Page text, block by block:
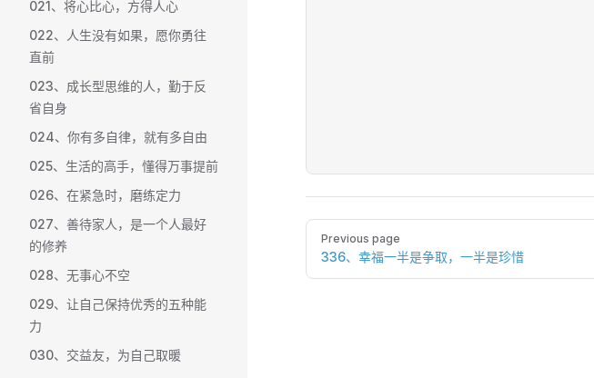
021、将心比心，方得人心
022、人生没有如果，愿你勇往
直前
023、成长型思维的人，勤于反
省自身
024、你有多自律，就有多自由
025、生活的高手，懂得万事提前
026、在紧急时，磨练定力
027、善待家人，是一个人最好
的修养
028、无事心不空
029、让自己保持优秀的五种能
力
030、交益友，为自己取暖
Pager
Previous page
336、幸福一半是争取，一半是珍惜